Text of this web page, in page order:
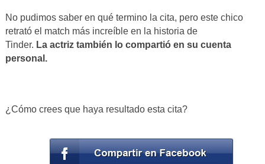
No pudimos saber en qué termino la cita, pero este chico
retrató el match más increíble en la historia de
Tinder. La actriz también lo compartió en su cuenta
personal.
¿Cómo crees que haya resultado esta cita?